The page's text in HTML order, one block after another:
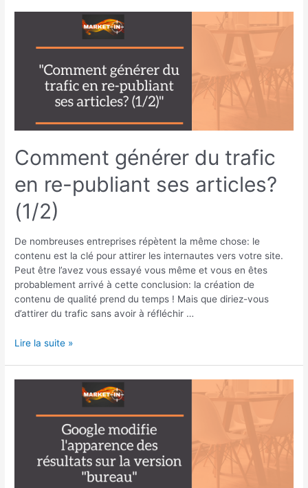
Comment générer du trafic
en re-publiant ses articles?
(1/2)
De nombreuses entreprises répètent la même chose: le
contenu est la clé pour attirer les internautes vers votre site.
Peut être l’avez vous essayé vous même et vous en êtes
probablement arrivé à cette conclusion: la création de
contenu de qualité prend du temps ! Mais que diriez-vous
d’attirer du trafic sans avoir à réfléchir …
articles?
(1/2)
Lire la suite »
l’apparence